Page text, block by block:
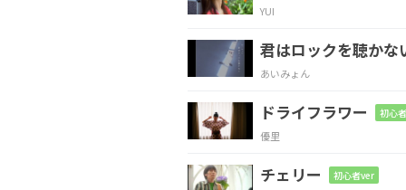
制御するだけのキャパシテ
Em
曖昧な大概のイノセントな
YUI
君はロックを聴かな
あいみょん
ドライフラワー 初心
優里
チェリー 初心者ver